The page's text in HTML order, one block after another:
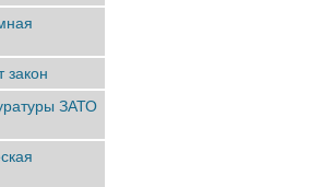
закон
ЗАТО